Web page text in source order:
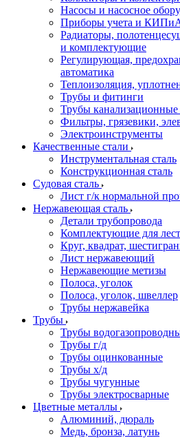
Насосы и насосное
Приборы учета и
Радиаторы,
и комплектующие
Регулирующая,
автоматика
Теплоизоляция,
Трубы и фитинги
Трубы канализационные
Фильтры, грязевики,
Электроинструменты
Качественные стали
Инструментальная сталь
Конструкционная сталь
Судовая сталь
Лист г/к нормальной
Нержавеющая сталь
Детали трубопровода
Комплектующие для
Круг, квадрат,
Лист нержавеющий
Нержавеющие метизы
Полоса, уголок
Полоса, уголок, швеллер
Трубы нержавейка
Трубы
Трубы
Трубы г/д
Трубы оцинкованные
Трубы х/д
Трубы чугунные
Трубы электросварные
Цветные металлы
Алюминий, дюраль
Медь, бронза, латунь